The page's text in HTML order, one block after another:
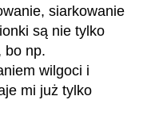
siarkowanie
są nie tylko
bo np.
wilgoci i
mi już tylko